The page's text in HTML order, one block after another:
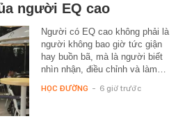
người EQ cao
Người có EQ cao không phải là
người không bao giờ tức giận
hay buồn bã, mà là người biết
nhìn nhận, điều chỉnh và làm…
HỌC ĐƯỜNG - 6 giờ trước